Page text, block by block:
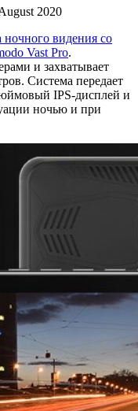
2020
ночного видения со
Vast Pro.
и захватывает
Система передает
IPS-дисплей и
ночью и при